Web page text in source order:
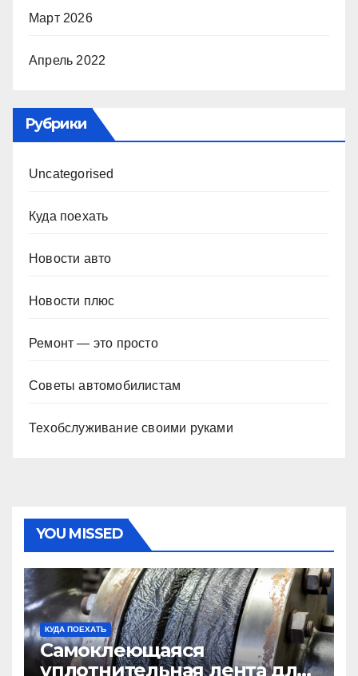
Март 2026
Апрель 2022
Рубрики
Uncategorised
Куда поехать
Новости авто
Новости плюс
Ремонт — это просто
Советы автомобилистам
Техобслуживание своими руками
YOU MISSED
КУДА ПОЕХАТЬ
Самоклеющаяся
уплотнительная лента для